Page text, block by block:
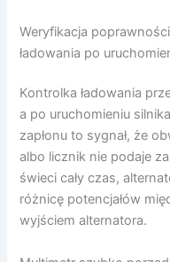
Weryfikacja
ładowania po
Kontrolka ładowania
a po uruchomieniu
zapłonu to sygnał, że
albo licznik nie podaje
świeci cały czas,
różnicę potencjałów
wyjściem alternatora.